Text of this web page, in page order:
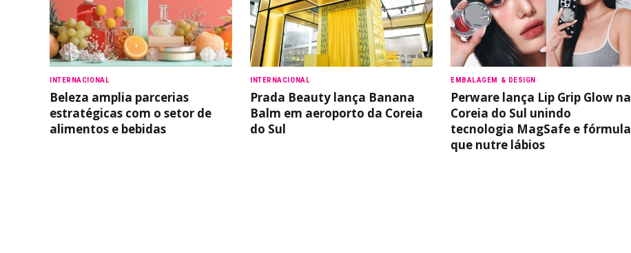
INTERNACIONAL
Beleza amplia parcerias
estratégicas com o setor de
alimentos e bebidas
INTERNACIONAL
Prada Beauty lança Banana
Balm em aeroporto da Coreia
do Sul
EMBALAGEM & DESIGN
Perware lança Lip Grip Glow na
Coreia do Sul unindo
tecnologia MagSafe e fórmula
que nutre lábios